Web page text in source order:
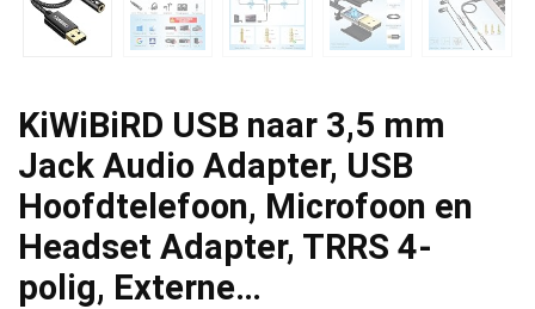
KiWiBiRD USB naar 3,5 mm
Jack Audio Adapter, USB
Hoofdtelefoon, Microfoon en
Headset Adapter, TRRS 4-
polig, Externe…